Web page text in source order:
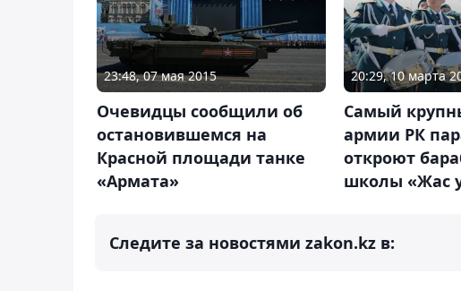
23:48, 07 мая 2015
Очевидцы сообщили об
остановившемся на
Красной площади танке
«Армата»
20:29, 10 марта
Самый
армии РК
откроют
школы «Жас
Следите за новостями zakon.kz в: